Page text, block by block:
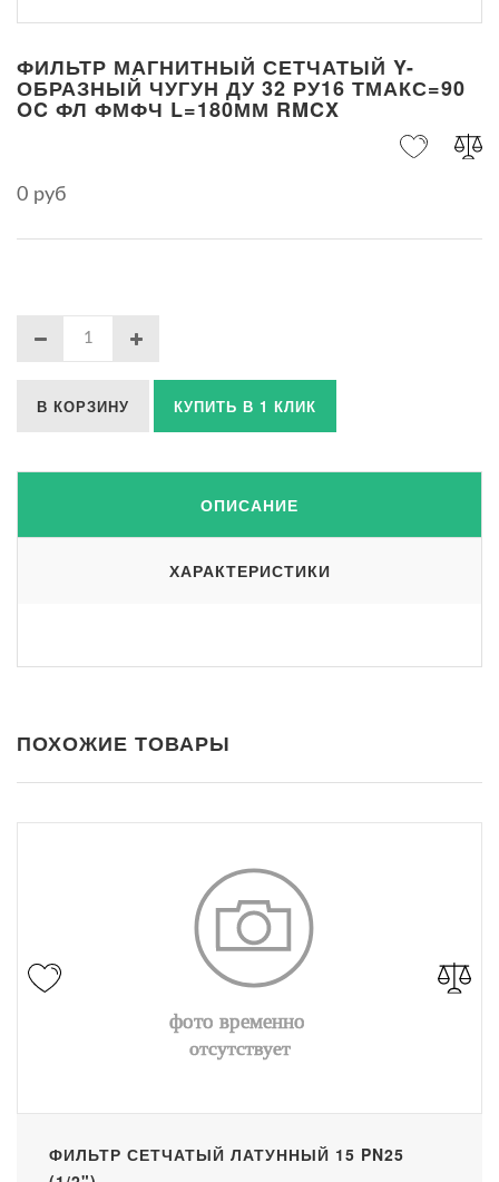
ФИЛЬТР МАГНИТНЫЙ СЕТЧАТЫЙ Y-
ОБРАЗНЫЙ ЧУГУН ДУ 32 РУ16 ТМАКС=90
OC ФЛ ФМФЧ L=180ММ RMCX
0 руб
В КОРЗИНУ КУПИТЬ В 1 КЛИК
ОПИСАНИЕ
ХАРАКТЕРИСТИКИ
ПОХОЖИЕ ТОВАРЫ
ФИЛЬТР СЕТЧАТЫЙ ЛАТУННЫЙ 15 PN25